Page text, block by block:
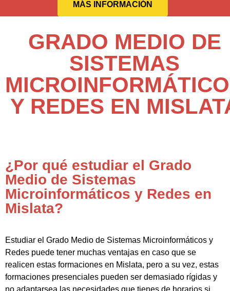
MÁS INFORMACIÓN
GRADO MEDIO DE
SISTEMAS
Y REDES EN
¿Por qué estudiar el Grado
Medio de Sistemas
Microinformáticos y Redes en
Mislata?
Estudiar el Grado Medio de Sistemas Microinformáticos y
Redes puede tener muchas ventajas en caso que se
realicen estas formaciones en Mislata, pero a su vez, estas
formaciones presenciales pueden ser demasiado rígidas y
no adaptarsea las necesidades que tienes de horarios si